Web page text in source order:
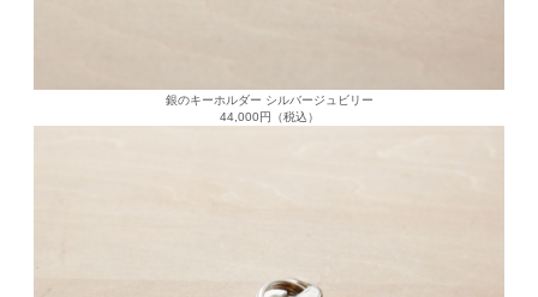
銀のキーホルダー シルバージュビリー
44,000円（税込）